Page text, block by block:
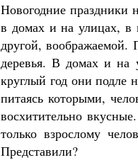
Новогодние праздники
в домах и на улицах, в
другой, воображаемой.
деревья. В домах и на
круглый год они подле
питаясь которыми,
восхитительно
только взрослому
Представили?